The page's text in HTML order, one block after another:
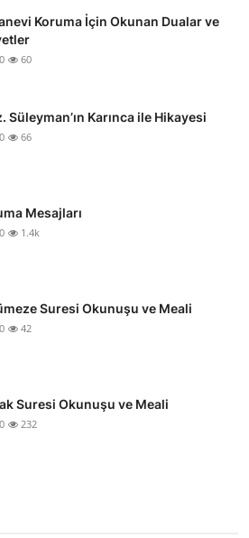
Koruma İçin Okunan Dualar ve
0 60
Süleyman’ın Karınca ile Hikayesi
0 66
Mesajları
0 1.4k
Suresi Okunuşu ve Meali
0 42
Suresi Okunuşu ve Meali
0 232